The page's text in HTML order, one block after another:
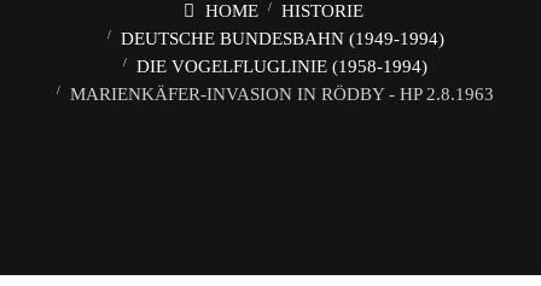
HOME
HISTORIE
DEUTSCHE BUNDESBAHN (1949-1994)
DIE VOGELFLUGLINIE (1958-1994)
MARIENKÄFER-INVASION IN RÖDBY - HP 2.8.1963